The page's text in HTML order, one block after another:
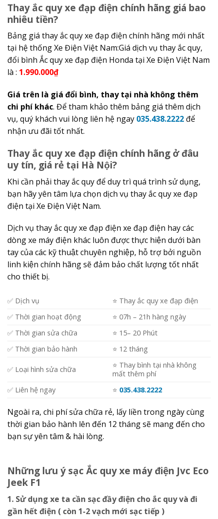
Thay ắc quy xe đạp điện chính hãng giá bao
nhiêu tiền?
Bảng giá thay ắc quy xe đạp điện chính hãng mới nhất
tại hệ thống Xe Điện Việt Nam:Giá dịch vụ thay ắc quy,
đổi bình Ắc quy xe đạp điện Honda tại Xe Điện Việt Nam
là : 1.990.000₫
Giá trên là giá đổi bình, thay tại nhà không thêm
chi phí khác. Để tham khảo thêm bảng giá thêm dịch
vụ, quý khách vui lòng liên hệ ngay 035.438.2222 để
nhận ưu đãi tốt nhất.
Thay ắc quy xe đạp điện chính hãng ở đâu
uy tín, giá rẻ tại Hà Nội?
Khi cần phải thay ắc quy để duy trì quá trình sử dụng,
bạn hãy yên tâm lựa chọn dịch vụ thay ắc quy xe đạp
điện tại Xe Điện Việt Nam.
Dịch vụ thay ắc quy xe đạp điện xe đạp điện hay các
dòng xe máy điện khác luôn được thực hiện dưới bàn
tay của các kỹ thuật chuyên nghiệp, hỗ trợ bởi nguồn
linh kiện chính hãng sẽ đảm bảo chất lượng tốt nhất
cho thiết bị.
✅ Dịch vụ
⭐️ Thay ắc quy xe đạp điện
✅ Thời gian hoạt động
⭐️ 07h – 21h hàng ngày
✅ Thời gian sửa chữa
⭐️ 15– 20 Phút
✅ Thời gian bảo hành
⭐️ 12 tháng
✅ Loại hình sửa chữa
⭐️ Thay bình tại nhà không
mất thêm phí
✅ Liên hệ ngay
⭐️ 035.438.2222
Ngoài ra, chi phí sửa chữa rẻ, lấy liền trong ngày cùng
thời gian bảo hành lên đến 12 tháng sẽ mang đến cho
bạn sự yên tâm & hài lòng.
Những lưu ý sạc Ắc quy xe máy điện Jvc Eco
Jeek F1
1. Sử dụng xe ta cần sạc đầy điện cho ắc quy và đi
gần hết điện ( còn 1-2 vạch mới sạc tiếp )